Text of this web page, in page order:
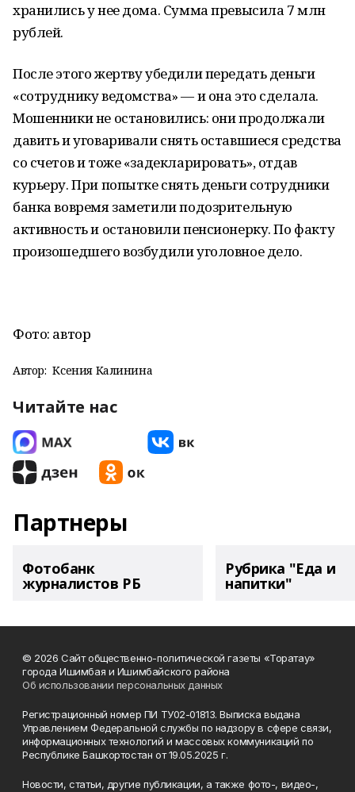
хранились у нее дома. Сумма превысила 7 млн
рублей.
После этого жертву убедили передать деньги
«сотруднику ведомства» — и она это сделала.
Мошенники не остановились: они продолжали
давить и уговаривали снять оставшиеся средства
со счетов и тоже «задекларировать», отдав
курьеру. При попытке снять деньги сотрудники
банка вовремя заметили подозрительную
активность и остановили пенсионерку. По факту
произошедшего возбудили уголовное дело.
Фото: автор
Автор: Ксения Калинина
Читайте нас
Партнеры
Фотобанк
журналистов РБ
Рубрика "Еда и
напитки"
© 2026 Сайт общественно-политической газеты «Торатау»
города Ишимбая и Ишимбайского района
Об использовании персональных данных
Регистрационный номер ПИ ТУ02-01813. Выписка выдана
Управлением Федеральной службы по надзору в сфере связи,
информационных технологий и массовых коммуникаций по
Республике Башкортостан от 19.05.2025 г.
Новости, статьи, другие публикации, а также фото-, видео-,